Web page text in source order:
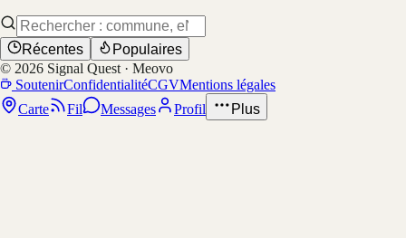
Récentes
Populaires
© 2026 Signal Quest · Meovo
SoutenirConfidentialitéCGVMentions légales
Carte
Fil Messages Profil Plus